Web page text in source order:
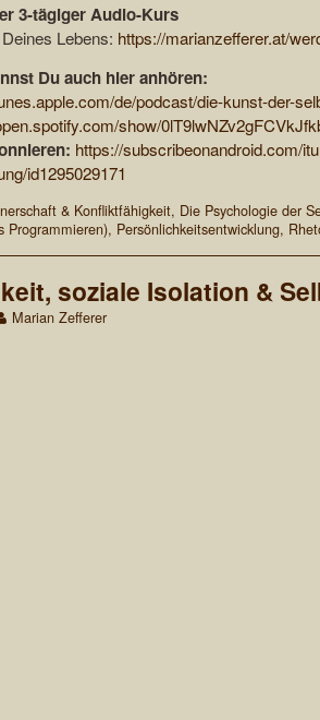
3-tägiger Audio-Kurs
Lebens: https://marianzefferer.at/
Du auch hier anhören:
de/podcast/die-kunst-der-
show/
https://subscribeonandroid.com/
id1295029171
& Konfliktfähigkeit, Die Psychologie der
Programmieren), Persönlichkeitsentwicklung,
soziale Isolation &
Read
Marian Zefferer